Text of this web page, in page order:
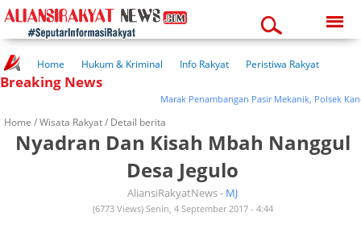
01:15:58 pm
Home Hukum & Kriminal Info Rakyat
Peristiwa Rakyat
Kuliner Rakyat
Wisata Rakyat
Breaking News
Marak Penambangan Pasir Mekanik, Polsek Kanor
Home /Wisata Rakyat/ Detail berita
Nyadran Dan Kisah Mbah Nanggul
Desa Jegulo
AliansiRakyatNews - MJ
(6773 Views) Senin, 4 September 2017 - 4:44